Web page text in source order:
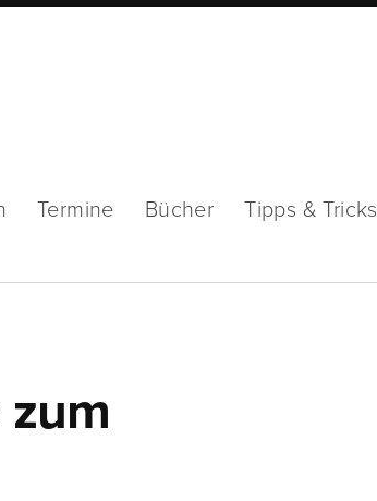
Termine Bücher Tipps & Tricks